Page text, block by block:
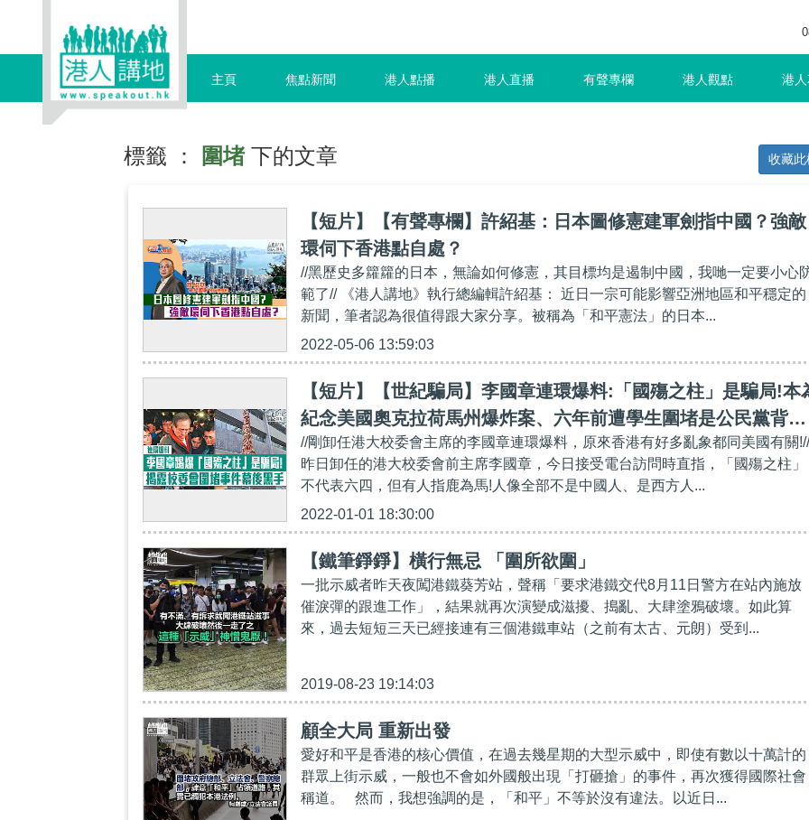
主頁 焦點新聞 港人點播 港人直播 有聲專欄 港人觀點 港
標籤 ： 圍堵下的文章 收藏此
【短片】【有聲專欄】許紹基：日本圖修憲建軍劍指中國？強敵
環伺下香港點自處？
//黑歷史多籮籮的日本，無論如何修憲，其目標均是遏制中國，我哋一定要小心
範了// 《港人講地》執行總編輯許紹基： 近日一宗可能影響亞洲地區和平穩定的
新聞，筆者認為很值得跟大家分享。被稱為「和平憲法」的日本...
2022-05-06 13:59:03
【短片】【世紀騙局】李國章連環爆料:「國殤之柱」是騙局!本
紀念美國奧克拉荷馬州爆炸案、六年前遭學生圍堵是公民黨背後
組織、涉中美角力!
//剛卸任港大校委會主席的李國章連環爆料，原來香港有好多亂象都同美國有關!//
昨日卸任的港大校委會前主席李國章，今日接受電台訪問時直指，「國殤之柱」
不代表六四，但有人指鹿為馬!人像全部不是中國人、是西方人...
2022-01-01 18:30:00
【鐵筆錚錚】橫行無忌 「圍所欲圍」
一批示威者昨天夜闖港鐵葵芳站，聲稱「要求港鐵交代8月11日警方在站內施放
催淚彈的跟進工作」，結果就再次演變成滋擾、搗亂、大肆塗鴉破壞。如此算
來，過去短短三天已經接連有三個港鐵車站（之前有太古、元朗）受到...
2019-08-23 19:14:03
顧全大局 重新出發
愛好和平是香港的核心價值，在過去幾星期的大型示威中，即使有數以十萬計的
群眾上街示威，一般也不會如外國般出現「打砸搶」的事件，再次獲得國際社會
稱道。 然而，我想強調的是，「和平」不等於沒有違法。以近日...